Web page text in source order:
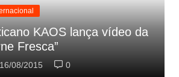
KAOS lança vídeo da
Fresca”
16/08/2015 0